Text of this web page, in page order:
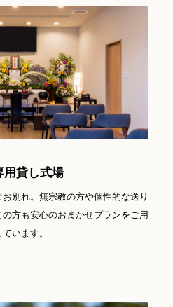
用貸し式場
別れ。無宗教の方や個性的な送り
方も安心のおまかせプランをご用
います。